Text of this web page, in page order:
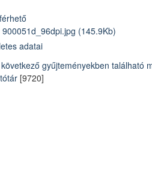
900051d_96dpi.jpg (145.9Kb)
adatai
gyűjteményekben található
[9720]